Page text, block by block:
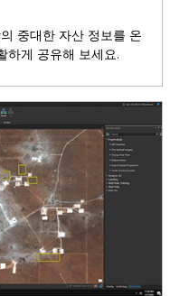
중대한 자산 정보를 온
하게 공유해 보세요.